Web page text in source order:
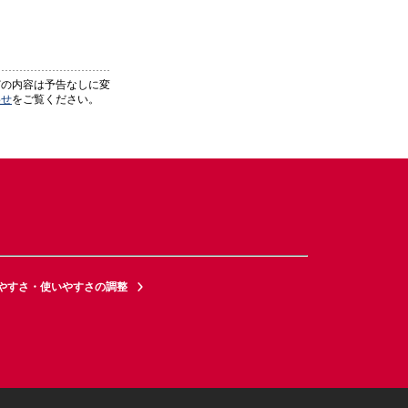
内容は予告なしに変
をご覧ください。
すさ・使いやすさの調整